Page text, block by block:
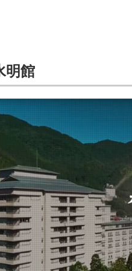
なるネットの話題
明館